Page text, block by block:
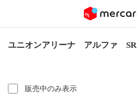
ユニオンアリーナ アルファ
販売中のみ表示